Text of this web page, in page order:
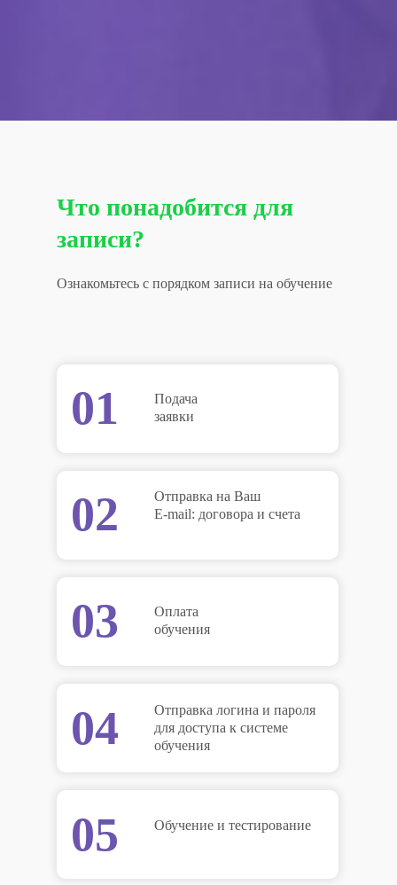
Что понадобится для
записи?
Ознакомьтесь с порядком записи на обучение
01
02
03
04
05
Подача
заявки
Отправка на Ваш
E-mail: договора и счета
Оплата
обучения
Отправка логина и пароля
для доступа к системе
обучения
Обучение и тестирование